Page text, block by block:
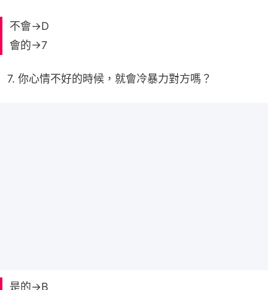
不會→D
會的→7
7. 你心情不好的時候，就會冷暴力對方嗎？
是的→B